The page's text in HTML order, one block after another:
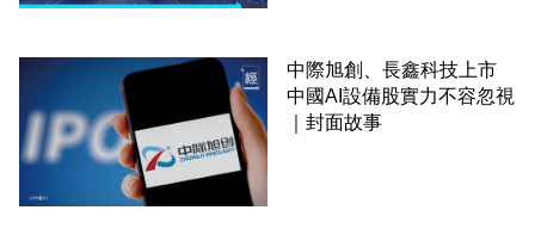
中際旭創、長鑫科技上市
中國AI設備股實力不容忽視
｜封面故事